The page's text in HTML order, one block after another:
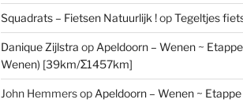
Squadrats – Fietsen Natuurlijk !opTegeltjes
Danique Zijlstra op Apeldoorn – Wenen ~
Wenen) [39km/Σ1457km]
John Hemmersop Apeldoorn – Wenen ~